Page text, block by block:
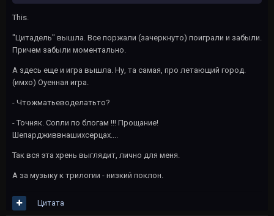
This.
"Цитадель" вышла. Все поржали (зачеркнуто) поиграли и забыли.
Причем забыли моментально.
А здесь еще и игра вышла. Ну, та самая, про летающий город.
(имхо) Оуенная игра.
- Чтожматьеводелатьто?
- Точняк. Сопли по блогам !!! Прощание!
Шепардживвнашихсерцах....
Так вся эта хрень выглядит, лично для меня.
А за музыку к трилогии - низкий поклон.
Цитата